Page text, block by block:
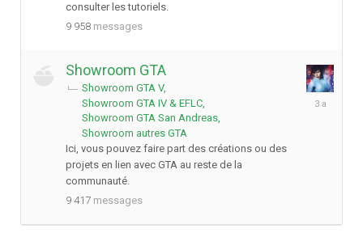
consulter les tutoriels.
9 958 messages
Showroom GTA
Showroom GTA V
Showroom GTA IV & EFLC
Showroom GTA San Andreas
Showroom autres GTA
Ici, vous pouvez faire part des créations ou des
projets en lien avec GTA au reste de la
communauté.
9 417 messages
23